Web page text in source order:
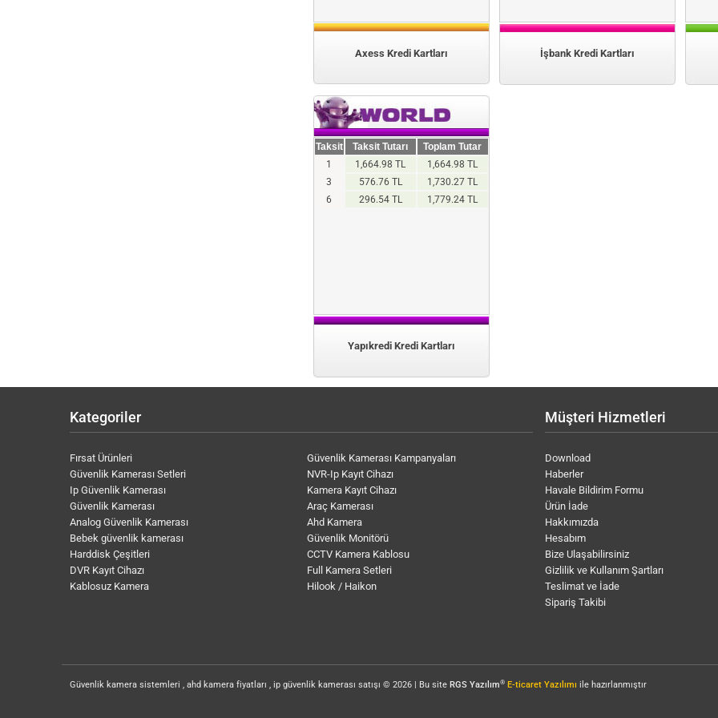
Axess Kredi Kartları İşbank Kredi Kartları
Taksit Taksit Tutarı
Toplam Tutar
1
1,664.98 TL
1,664.98 TL
3
576.76 TL
1,730.27 TL
6
296.54 TL 1,779.24 TL
Yapıkredi Kredi Kartları
Kategoriler
Fırsat Ürünleri
Güvenlik Kamerası Kampanyaları
Güvenlik Kamerası Setleri
NVR-Ip Kayıt Cihazı
Ip Güvenlik Kamerası
Kamera Kayıt Cihazı
Güvenlik Kamerası
Araç Kamerası
Analog Güvenlik Kamerası
Ahd Kamera
Bebek güvenlik kamerası
Güvenlik Monitörü
Harddisk Çeşitleri
CCTV Kamera Kablosu
DVR Kayıt Cihazı
Full Kamera Setleri
Kablosuz Kamera
Hilook / Haikon
Müşteri Hizmetleri
Download
Haberler
Havale Bildirim Formu
Ürün İade
Hakkımızda
Hesabım
Bize Ulaşabilirsiniz
Gizlilik ve Kullanım Şartları
Teslimat ve İade
Sipariş Takibi
Güvenlik kamera sistemleri , ahd kamera fiyatları , ip güvenlik kamerası satışı © 2026 | Bu site RGS Yazılım® E-ticaret Yazılımı ile hazırlanmıştır